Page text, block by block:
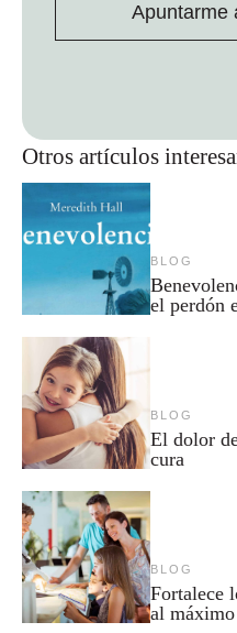
Otros artículos
BLOG
el perdón
BLOG
El dolor
cura
BLOG
Fortalece
al
Apuntarme